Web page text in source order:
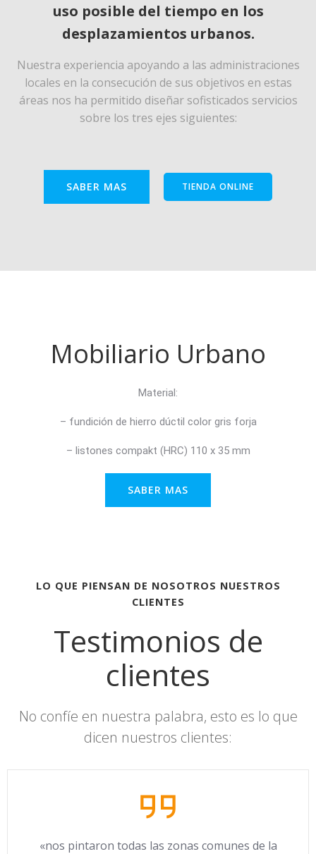
uso posible del tiempo en los
desplazamientos urbanos.
Nuestra experiencia apoyando a las administraciones
locales en la consecución de sus objetivos en estas
áreas nos ha permitido diseñar sofisticados servicios
sobre los tres ejes siguientes:
SABER MAS TIENDA ONLINE
Mobiliario Urbano
Material:
– fundición de hierro dúctil color gris forja
– listones compakt (HRC) 110 x 35 mm
SABER MAS
LO QUE PIENSAN DE NOSOTROS NUESTROS
CLIENTES
Testimonios de
clientes
No confíe en nuestra palabra, esto es lo que
dicen nuestros clientes:
«nos pintaron todas las zonas comunes de la